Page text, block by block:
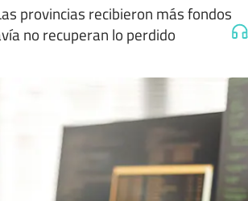
provincias recibieron más fondos
no recuperan lo perdido